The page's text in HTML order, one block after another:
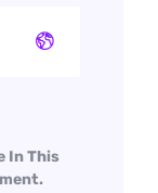
In This